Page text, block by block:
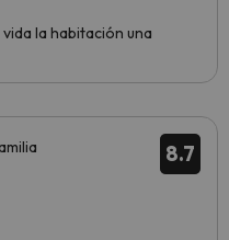
la habitación una
8.7